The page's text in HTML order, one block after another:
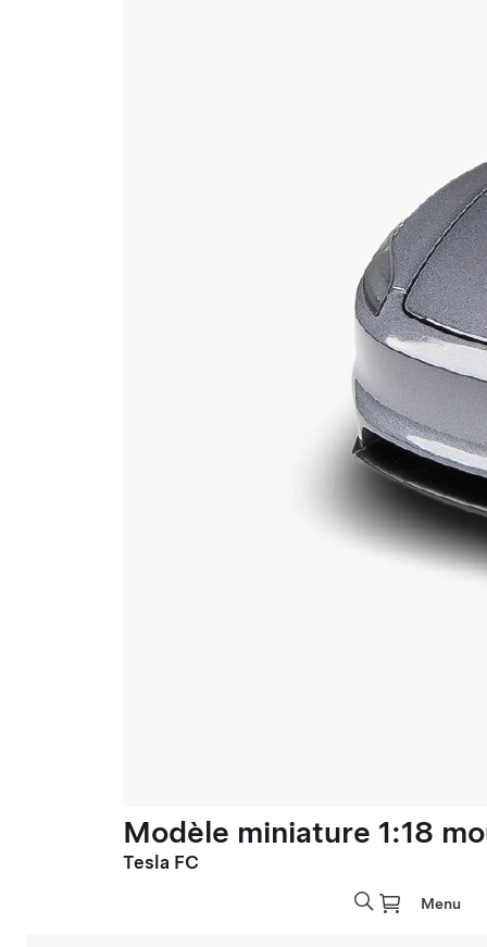
Modèle miniature 1:18
Tesla FC
Menu